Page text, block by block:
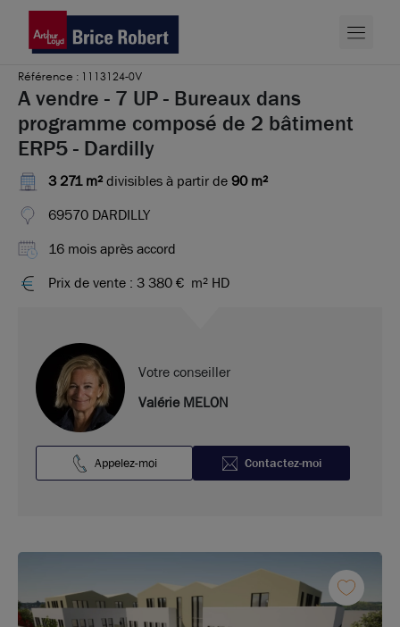
Référence : 1113124-0V
A vendre - 7 UP - Bureaux dans
programme composé de 2 bâtiment
ERP5 - Dardilly
3 271 m²divisibles à partir de90 m²
69570 DARDILLY
16 mois après accord
Prix de vente : 3 380 € m² HD
Votre conseiller
Valérie MELON
Appelez-moi Contactez-moi